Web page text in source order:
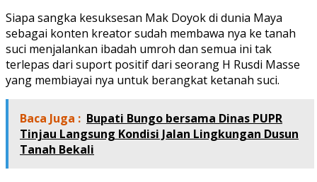
Siapa sangka kesuksesan Mak Doyok di dunia Maya
sebagai konten kreator sudah membawa nya ke tanah
suci menjalankan ibadah umroh dan semua ini tak
terlepas dari suport positif dari seorang H Rusdi Masse
yang membiayai nya untuk berangkat ketanah suci.
Baca Juga : Bupati Bungo bersama Dinas PUPR
Tinjau Langsung Kondisi Jalan Lingkungan Dusun
Tanah Bekali